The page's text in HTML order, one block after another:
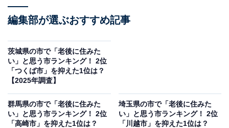
っているため、生活の質を重視する層から支持を集めて
が良いのが特徴です。
回答者からは「吉祥寺は住みたい街ランキングの上位常
／岩手県）、「緑と都会の住みやすいの良いとこどりだ
から」（30代女性／愛知県）、「23区にも近く、商業施
編集部が選ぶおすすめ記事
茨城県の市で「老後に住みた
い」と思う市ランキング！ 2位
「つくば市」を抑えた1位は？
【2025年調査】
群馬県の市で「老後に住みた
い」と思う市ランキング！ 2位
「高崎市」を抑えた1位は？
埼玉県の市で「老後に住みた
い」と思う市ランキング！ 2位
「川越市」を抑えた1位は？